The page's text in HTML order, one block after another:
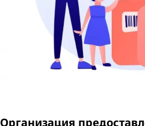
Организация